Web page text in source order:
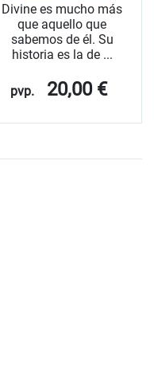
Divine es mucho más
que aquello que
sabemos de él. Su
historia es la de ...
pvp. 20,00 €